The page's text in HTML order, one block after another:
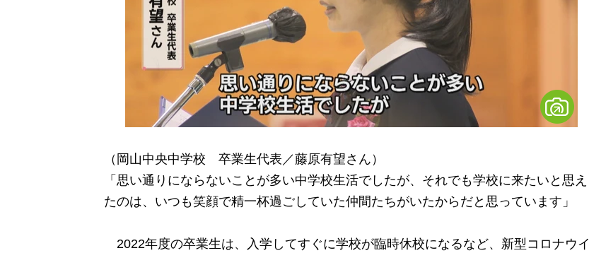
（岡山中央中学校 卒業生代表／藤原有望さん）
「思い通りにならないことが多い中学校生活でしたが、それでも学校に来たいと思え
たのは、いつも笑顔で精一杯過ごしていた仲間たちがいたからだと思っています」
2022年度の卒業生は、入学してすぐに学校が臨時休校になるなど、新型コロナウイ